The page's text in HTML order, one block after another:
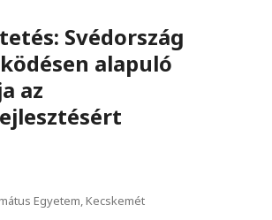
Svédország
alapuló
az
Egyetem, Kecskemét